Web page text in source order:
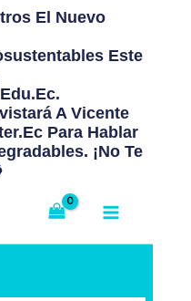
El Nuevo
Este
A Vicente
Para Hablar
¡No Te